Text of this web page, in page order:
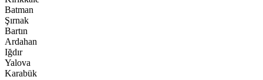
Batman
Şırnak
Bartın
Ardahan
Iğdır
Yalova
Karabük